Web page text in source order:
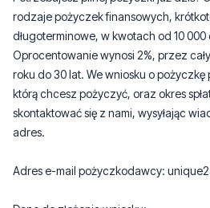
roku do 30 lat. We wniosku o pożyczkę
którą chcesz pożyczyć, oraz okres
skontaktować się z nami, wysyłając
adres.
Adres e-mail pożyczkodawcy: